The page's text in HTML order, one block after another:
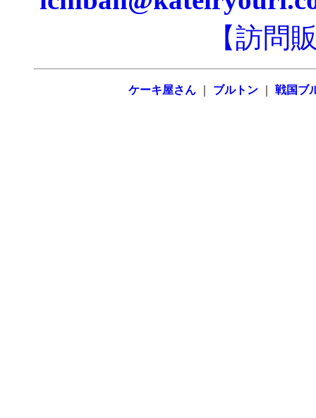
【訪問
ケーキ屋さん ブルトン 戦国ブ